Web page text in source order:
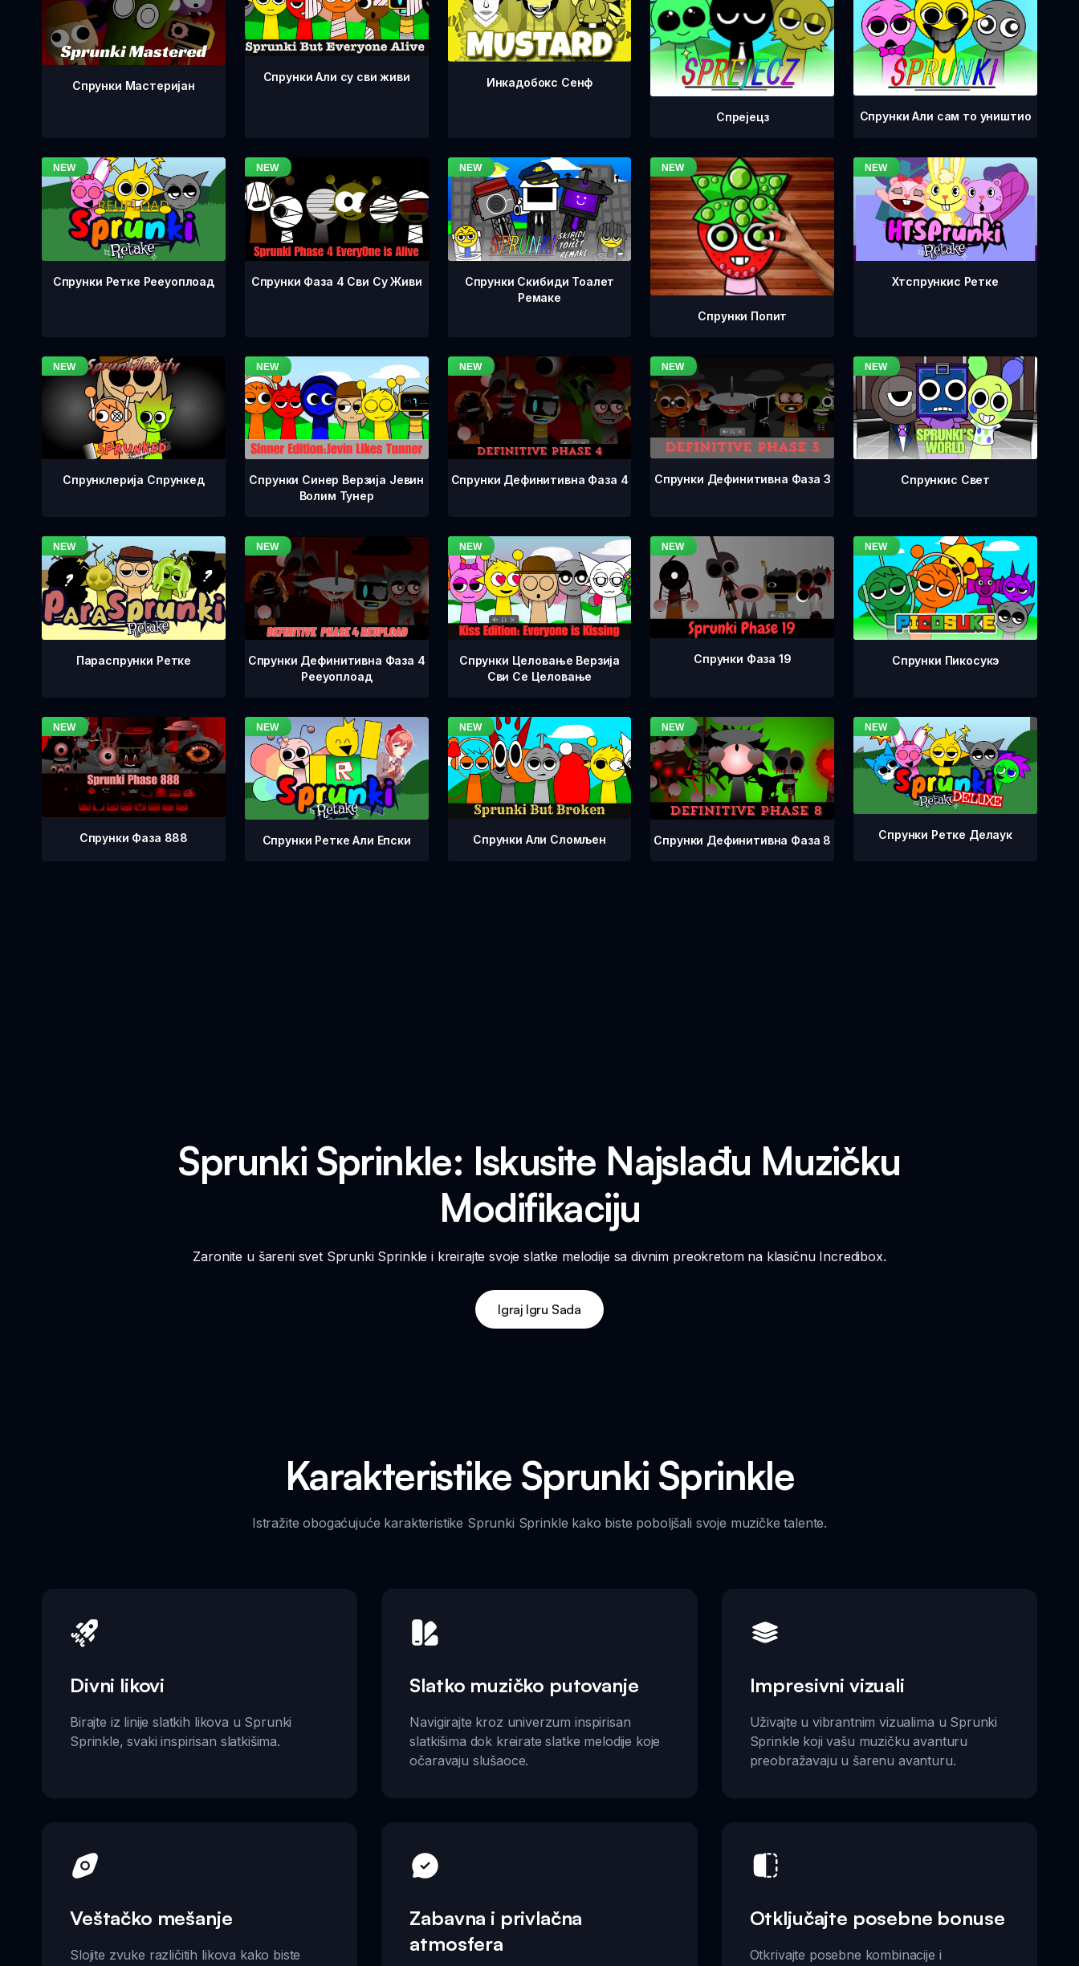
Спрунки Мастеријан
Спрунки Али су сви живи Инкадобокс Сенф
Спрејецз Спрунки Али сам то уништио
Спрунки Ретке Рееуоплоад Спрунки Фаза 4 Сви Су Живи
Спрунки Скибиди Тоалет
Ремаке
Спрунки Попит
Хтспрункис Ретке
Спрунклерија Спрункед
Спрунки Синер Верзија Јевин
Волим Тунер
Спрунки Дефинитивна Фаза 4 Спрунки Дефинитивна Фаза 3 Спрункис Свет
Параспрунки Ретке
Спрунки Дефинитивна Фаза 4
Рееуоплоад
Спрунки Целовање Верзија
Сви Се Целовање
Спрунки Фаза 19 Спрунки Пикосукэ
Спрунки Фаза 888 Спрунки Ретке Али Епски Спрунки Али Сломљен Спрунки Дефинитивна Фаза 8 Спрунки Ретке Делаук
Sprunki Sprinkle: Iskusite Najslađu Muzičku
Modifikaciju
Zaronite u šareni svet Sprunki Sprinkle i kreirajte svoje slatke melodije sa divnim preokretom na klasičnu Incredibox.
Igraj Igru Sada
Karakteristike Sprunki Sprinkle
Istražite obogaćujuće karakteristike Sprunki Sprinkle kako biste poboljšali svoje muzičke talente.
Divni likovi
Birajte iz linije slatkih likova u Sprunki
Sprinkle, svaki inspirisan slatkišima.
Slatko muzičko putovanje
Navigirajte kroz univerzum inspirisan
slatkišima dok kreirate slatke melodije koje
očaravaju slušaoce.
Impresivni vizuali
Uživajte u vibrantnim vizualima u Sprunki
Sprinkle koji vašu muzičku avanturu
preobražavaju u šarenu avanturu.
Veštačko mešanje
Slojite zvuke različitih likova kako biste
Zabavna i privlačna
atmosfera
Otključajte posebne bonuse
Otkrivajte posebne kombinacije i